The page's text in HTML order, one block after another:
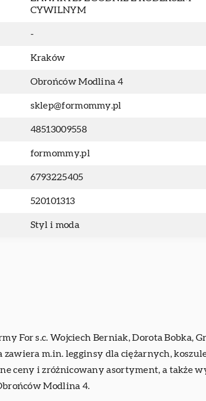
CYWILNYM
-
Kraków
Obrońców Modlina 4
sklep@formommy.pl
48513009558
formommy.pl
6793225405
520101313
Styl i moda
For s.c. Wojciech Berniak, Dorota Bobka,
m.in. legginsy dla ciężarnych,
ceny i zróżnicowany asortyment, a także
Modlina 4.